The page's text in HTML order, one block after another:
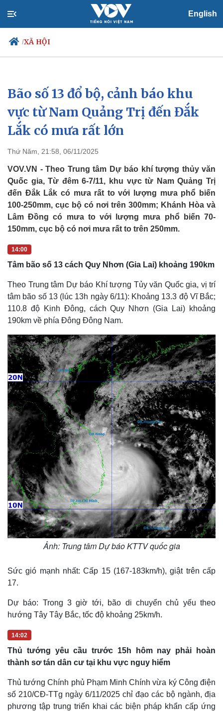
English
/XÃ HỘI
Chính trị
Đảng
Tổ chức nhân sự
Quốc hội
Xã hội
Tin 24h
Dự báo thời tiết
Giáo dục
Bão số 13 đổ bộ, cảnh báo khu
vực từ Nam Quảng Trị đến Đắk
Lắk có mưa rất lớn
Thứ Năm, 21:58, 06/11/2025
VOV.VN - Theo Trung tâm Dự báo khí tượng thủy văn
Quốc gia, Từ đêm 6-7/11, khu vực từ Nam Quảng Trị
đến Đắk Lắk có mưa rất to với lượng mưa phổ biến
100-250mm, cục bộ có nơi trên 300mm; Khánh Hòa và
Lâm Đồng có mưa to với lượng mưa phổ biến 70-
150mm, cục bộ có nơi mưa rất to trên 250mm.
14:00
Tâm bão số 13 cách Quy Nhơn (Gia Lai) khoảng 190km
Theo Trung tâm Dự báo Khí tượng Tủy văn Quốc gia, vị trí
tâm bão số 13 (lúc 13h ngày 6/11): Khoảng 13.3 độ Vĩ Bắc;
110.8 độ Kinh Đông, cách Quy Nhơn (Gia Lai) khoảng
190km về phía Đông Đông Nam.
Ảnh: Trung tâm Dự báo KTTV quốc gia
Sức gió mạnh nhất: Cấp 15 (167-183km/h), giật trên cấp
17.
Dự báo: Trong 3 giờ tới, bão di chuyển chủ yếu theo
hướng Tây Tây Bắc, tốc độ khoảng 25km/h.
14:02
Thủ tướng yêu cầu trước 15h hôm nay phải hoàn
thành sơ tán dân cư tại khu vực nguy hiểm
Thủ tướng Chính phủ Phạm Minh Chính vừa ký Công điện
số 210/CĐ-TTg ngày 6/11/2025 chỉ đạo các bộ ngành, địa
phương tập trung triển khai các biện pháp khẩn cấp ứng